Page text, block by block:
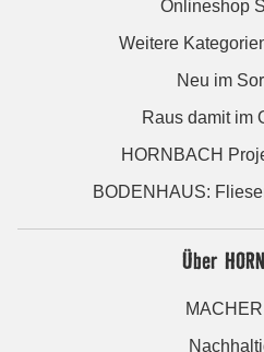
Onlineshop
Weitere
Neu im
Raus damit im
HORNBACH
BODENHAUS:
Über